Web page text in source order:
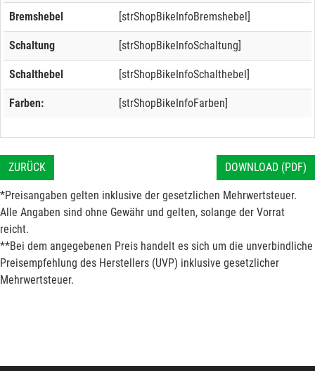
Bremshebel [strShopBikeInfoBremshebel]
Schaltung [strShopBikeInfoSchaltung]
Schalthebel [strShopBikeInfoSchalthebel]
Farben: [strShopBikeInfoFarben]
ZURÜCK DOWNLOAD (PDF)
*Preisangaben gelten inklusive der gesetzlichen Mehrwertsteuer.
Alle Angaben sind ohne Gewähr und gelten, solange der Vorrat
reicht.
**Bei dem angegebenen Preis handelt es sich um die unverbindliche
Preisempfehlung des Herstellers (UVP) inklusive gesetzlicher
Mehrwertsteuer.